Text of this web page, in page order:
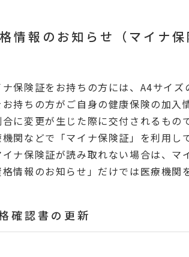
情報のお知らせ（マイナ保
保険証をお持ちの方には、A4サイ
お持ちの方がご自身の健康保険の加
に変更が生じた際に交付されるもので
関などで「マイナ保険証」を利用し
イナ保険証が読み取れない場合は、マ
情報のお知らせ」だけでは医療機関
確認書の更新